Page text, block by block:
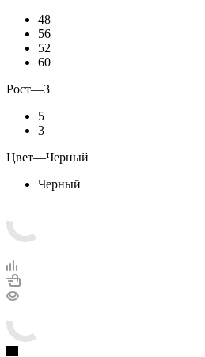
48
56
52
60
Рост—3
5
3
Цвет—Черный
Черный